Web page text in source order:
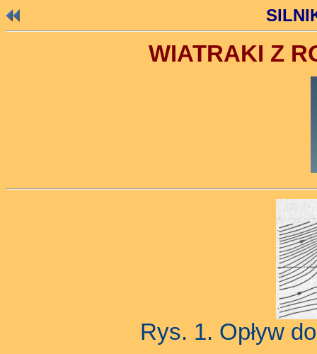
WIATRAKI Z
Rys. 1. Opływ